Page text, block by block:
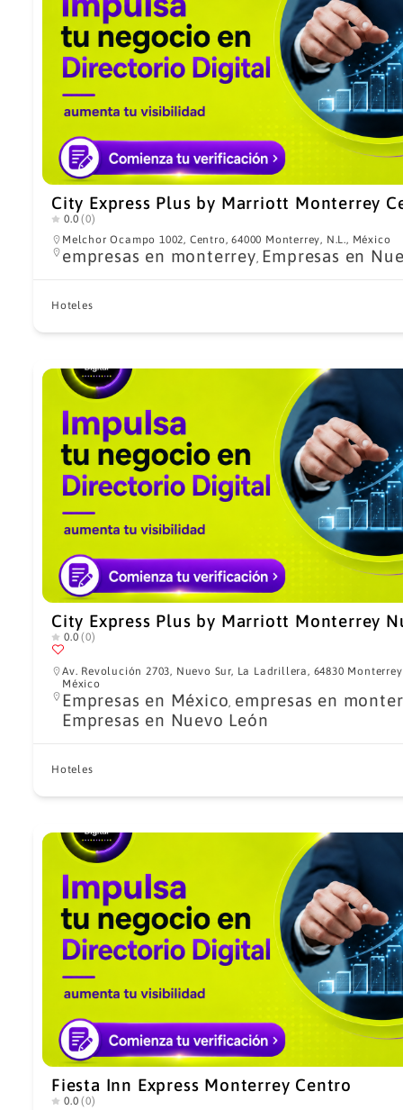
City Express Plus by Marriott Monterrey
0.0 (0)
Melchor Ocampo 1002, Centro, 64000 Monterrey, N.L., México
empresas en monterrey, Empresas en
Hoteles
City Express Plus by Marriott Monterrey
0.0 (0)
Av. Revolución 2703, Nuevo Sur, La Ladrillera, 64830
México
Empresas en México, empresas en
Empresas en Nuevo León
Hoteles
Fiesta Inn Express Monterrey Centro
0.0 (0)